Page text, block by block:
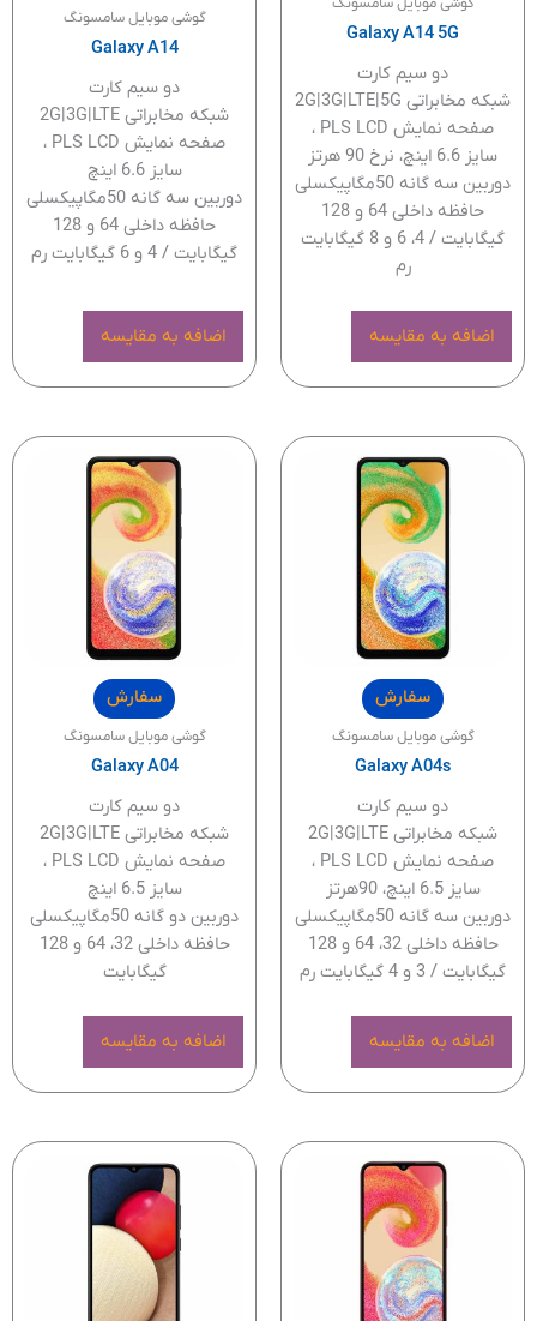
Galaxy A14 5G
دو سیم کارت
شبکه مخابراتی 2G|3G|LTE|5G
صفحه نمایش PLS LCD ،
سایز 6.6 اینچ، نرخ 90 هرتز
دوربین سه گانه 50مگاپیکسلی
حافظه داخلی 64 و 128
گیگابایت / 4، 6 و 8 گیگابایت
رم
اضافه به مقایسه
گوشی موبایل سامسونگ
Galaxy A14
دو سیم کارت
شبکه مخابراتی 2G|3G|LTE
صفحه نمایش PLS LCD ،
سایز 6.6 اینچ
دوربین سه گانه 50مگاپیکسلی
حافظه داخلی 64 و 128
گیگابایت / 4 و 6 گیگابایت رم
اضافه به مقایسه
سفارش
گوشی موبایل سامسونگ
Galaxy A04s
دو سیم کارت
شبکه مخابراتی 2G|3G|LTE
صفحه نمایش PLS LCD ،
سایز 6.5 اینچ، 90هرتز
دوربین سه گانه 50مگاپیکسلی
حافظه داخلی 32، 64 و 128
گیگابایت / 3 و 4 گیگابایت رم
اضافه به مقایسه
سفارش
گوشی موبایل سامسونگ
Galaxy A04
دو سیم کارت
شبکه مخابراتی 2G|3G|LTE
صفحه نمایش PLS LCD ،
سایز 6.5 اینچ
دوربین دو گانه 50مگاپیکسلی
حافظه داخلی 32، 64 و 128
گیگابایت
اضافه به مقایسه